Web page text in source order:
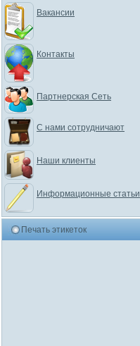
Вакансии
Контакты
Партнерская Сеть
С нами сотрудничают
Наши клиенты
Информационные статьи
Печать этикеток